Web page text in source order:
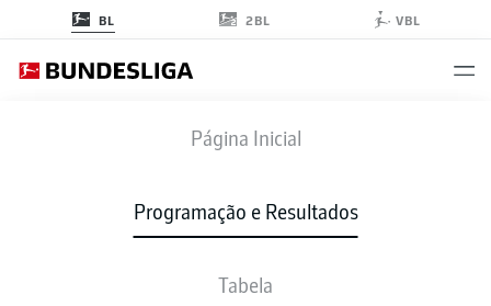
BL 2BL VBL
Página Inicial
Programação e Resultados
Tabela
FCB SGE
ESCALAÇÕES